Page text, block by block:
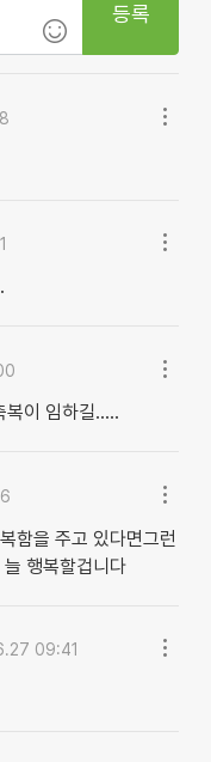
등록
복이 임하길.....
함을 주고 있다면그런
행복할겁니다
09:41